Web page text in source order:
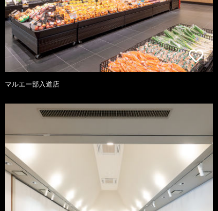
マルエー部入道店